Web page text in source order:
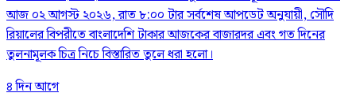
আজ ০২ আগস্ট ২০২৬, রাত ৮:০০ টার সর্বশেষ আপডেট অনুযায়ী, সৌদি
রিয়ালের বিপরীতে বাংলাদেশি টাকার আজকের বাজারদর এবং গত দিনের
তুলনামূলক চিত্র নিচে বিস্তারিত তুলে ধরা হলো।
৪ দিন আগে